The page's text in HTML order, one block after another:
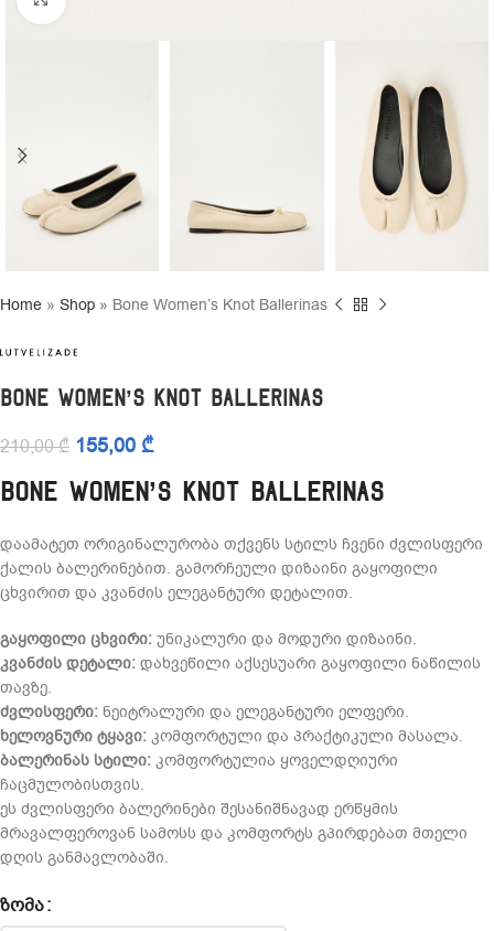
Home » Shop » Bone Women’s Knot Ballerinas
Bone Women’s Knot Ballerinas
210,00₾ 155,00 ₾
Bone Women’s Knot Ballerinas
დაამატეთ ორიგინალურობა თქვენს სტილს ჩვენი ძვლისფერი
ქალის ბალერინებით. გამორჩეული დიზაინი გაყოფილი
ცხვირით და კვანძის ელეგანტური დეტალით.
გაყოფილი ცხვირი: უნიკალური და მოდური დიზაინი.
კვანძის დეტალი: დახვეწილი აქსესუარი გაყოფილი ნაწილის
თავზე.
ძვლისფერი: ნეიტრალური და ელეგანტური ელფერი.
ხელოვნური ტყავი: კომფორტული და პრაქტიკული მასალა.
ბალერინას სტილი: კომფორტულია ყოველდღიური
ჩაცმულობისთვის.
ეს ძვლისფერი ბალერინები შესანიშნავად ერწყმის
მრავალფეროვან სამოსს და კომფორტს გპირდებათ მთელი
დღის განმავლობაში.
ᲖᲝᲛᲐ